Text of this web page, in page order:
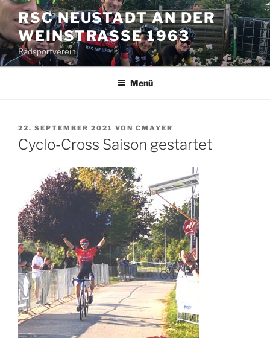
Zum
Inhalt
springen
RSC NEUSTADT AN DER
WEINSTRASSE 1963
Radsportverein
Menü
VERÖFFENTLICHT
AM
22. SEPTEMBER 2021 VON CMAYER
Cyclo-Cross Saison gestartet